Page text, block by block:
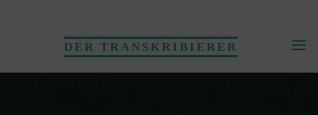
DER TRANSKRIBIERER